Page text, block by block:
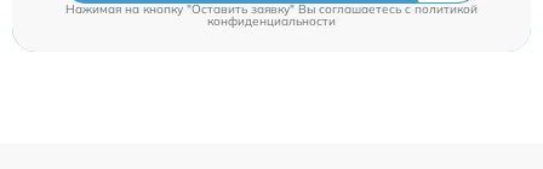
Нажимая на кнопку "Оставить заявку" Вы соглашаетесь cполитикой
конфиденциальности